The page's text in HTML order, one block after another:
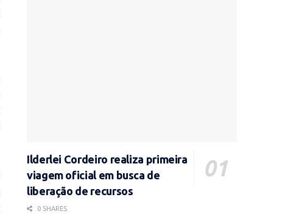
Ilderlei Cordeiro realiza primeira
viagem oficial em busca de
liberação de recursos
0 SHARES